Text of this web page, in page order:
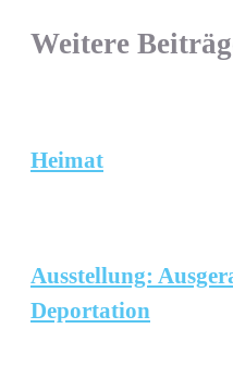
Weitere
Heimat
Ausstellung:
Deportation